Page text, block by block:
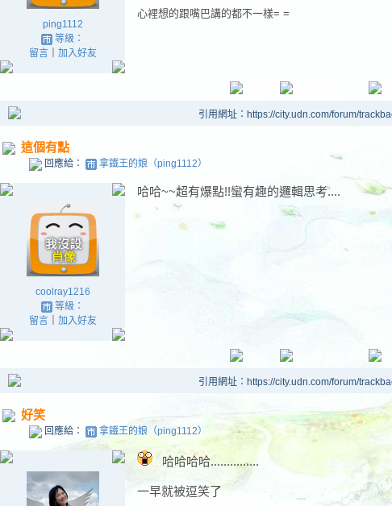
ping1112
等級：
留言｜ 加入好友
心裡想的跟嘴巴講的都不一樣= =
引用網址：https://city.udn.com/forum/
這個有點
回應給： 拿鐵王的娘（ping1112）
coolray1216
等級：
留言｜ 加入好友
哈哈~~超有爆點!!蠻有趣的邏輯思考....
引用網址：https://city.udn.com/forum/
好笑
回應給： 拿鐵王的娘（ping1112）
哈哈哈哈...............
一早就被逗笑了